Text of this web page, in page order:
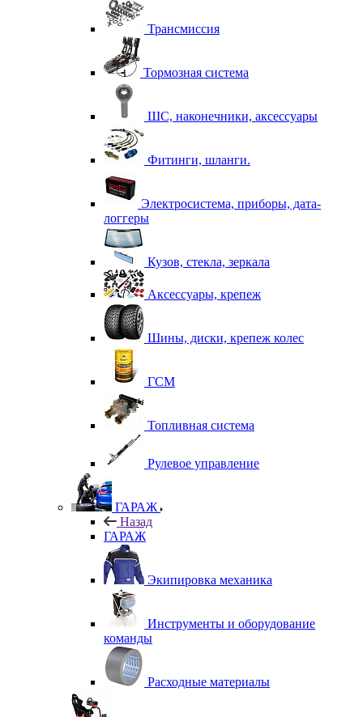
Трансмиссия
Тормозная система
ШС, наконечники, аксессуары
Фитинги, шланги.
Электросистема, приборы, дата-
логгеры
Кузов, стекла, зеркала
Аксессуары, крепеж
Шины, диски, крепеж колес
ГСМ
Топливная система
Рулевое управление
ГАРАЖ
Назад
ГАРАЖ
Экипировка механика
Инструменты и оборудование
команды
Расходные материалы